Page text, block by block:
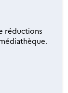
réductions